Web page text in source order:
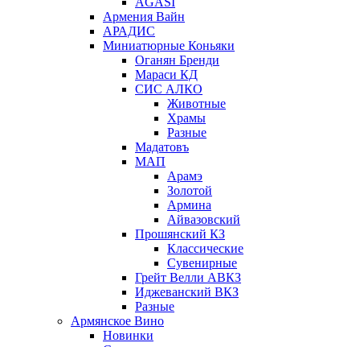
Армения Вайн
АРАДИС
Миниатюрные Коньяки
Оганян Бренди
Мараси КД
СИС АЛКО
Животные
Храмы
Разные
Мадатовъ
МАП
Арамэ
Золотой
Армина
Айвазовский
Прошянский КЗ
Классические
Сувенирные
Грейт Велли АВКЗ
Иджеванский ВКЗ
Разные
Армянское Вино
Новинки